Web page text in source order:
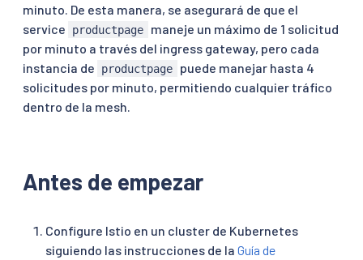
minuto. De esta manera, se asegurará de que el
service
productpage
maneje un máximo de 1 solicitud
por minuto a través del ingress gateway, pero cada
instancia de
productpage
puede manejar hasta 4
solicitudes por minuto, permitiendo cualquier tráfico
dentro de la mesh.
Antes de empezar
Configure Istio en un cluster de Kubernetes
siguiendo las instrucciones de la Guía de